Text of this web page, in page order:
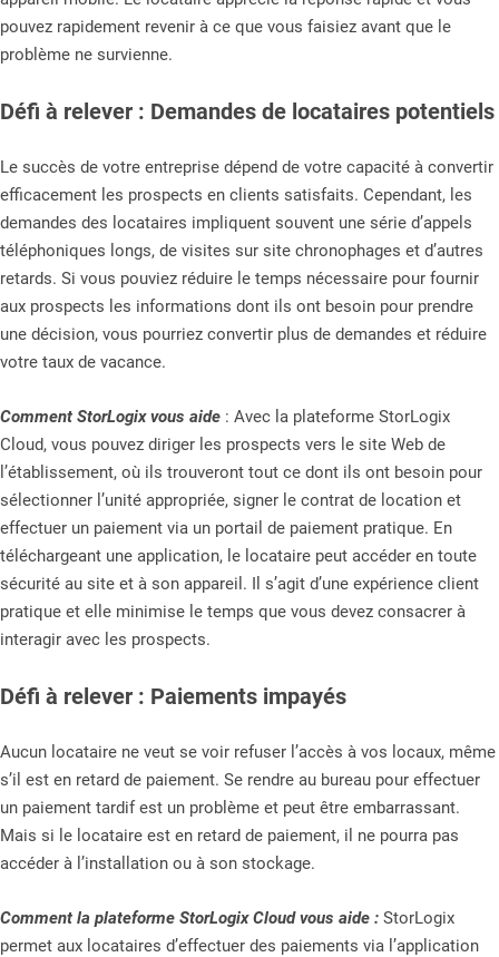
pouvez rapidement revenir à ce que vous faisiez avant que le
problème ne survienne.
Défi à relever : Demandes de locataires potentiels
Le succès de votre entreprise dépend de votre capacité à convertir
efficacement les prospects en clients satisfaits. Cependant, les
demandes des locataires impliquent souvent une série d’appels
téléphoniques longs, de visites sur site chronophages et d’autres
retards. Si vous pouviez réduire le temps nécessaire pour fournir
aux prospects les informations dont ils ont besoin pour prendre
une décision, vous pourriez convertir plus de demandes et réduire
votre taux de vacance.
Comment StorLogix vous aide : Avec la plateforme StorLogix
Cloud, vous pouvez diriger les prospects vers le site Web de
l’établissement, où ils trouveront tout ce dont ils ont besoin pour
sélectionner l’unité appropriée, signer le contrat de location et
effectuer un paiement via un portail de paiement pratique. En
téléchargeant une application, le locataire peut accéder en toute
sécurité au site et à son appareil. Il s’agit d’une expérience client
pratique et elle minimise le temps que vous devez consacrer à
interagir avec les prospects.
Défi à relever : Paiements impayés
Aucun locataire ne veut se voir refuser l’accès à vos locaux, même
s’il est en retard de paiement. Se rendre au bureau pour effectuer
un paiement tardif est un problème et peut être embarrassant.
Mais si le locataire est en retard de paiement, il ne pourra pas
accéder à l’installation ou à son stockage.
Comment la plateforme StorLogix Cloud vous aide : StorLogix
permet aux locataires d’effectuer des paiements via l’application